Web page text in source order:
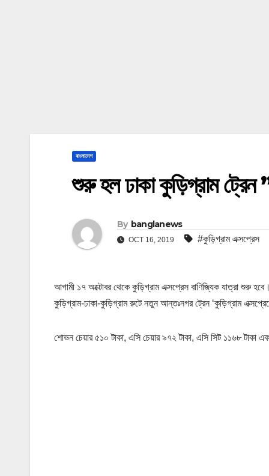
বাংলাদেশ
শুরু হল ঢাকা কুড়িগ্রাম ট্রেন
By banglanews
OCT 16, 2019 #কুড়িগ্রাম এক্সপ্রেস
আগামী ১৭ অক্টোবর থেকে কুড়িগ্রাম এক্সপ্রেস বাণিজ্যিক যাত্রা শুরু
কুড়িগ্রাম-ঢাকা-কুড়িগ্রাম রুটে নতুন আন্তঃনগর ট্রেন ‘কুড়িগ্রাম
শোভন চেয়ার ৫১০ টাকা, এসি চেয়ার ৯৭২ টাকা, এসি সিট ১১৬৮ টাকা